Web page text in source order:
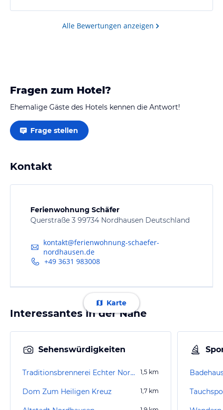
von der Straße abgewand. Sehr große Räume, gut
ausgestattet, sehr sauber, Das Duschbad ist geräumig
Alle Bewertungen anzeigen
Fragen zum Hotel?
Ehemalige Gäste des Hotels kennen die Antwort!
Frage stellen
Kontakt
Ferienwohnung Schäfer
Querstraße 3 99734 Nordhausen Deutschland
kontakt@ferienwohnung-schaefer-
nordhausen.de
+49 3631 983008
Karte
Interessantes in der Nähe
Sehenswürdigkeiten
Traditionsbrennerei Echter Nordhäuser 1,5 km
Dom Zum Heiligen Kreuz 1,7 km